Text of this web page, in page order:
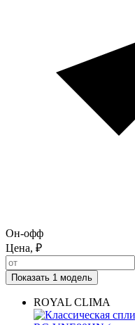
Он-офф
Цена, ₽
Показать 1 модель
ROYAL CLIMA